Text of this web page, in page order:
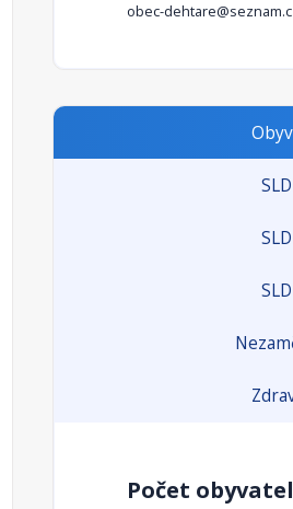
obec-
Počet obyvatel